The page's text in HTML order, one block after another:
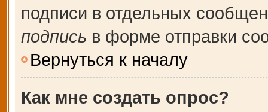
подписи в отдельных
подпись в форме отправки
Вернуться к началу
Как мне создать опрос?